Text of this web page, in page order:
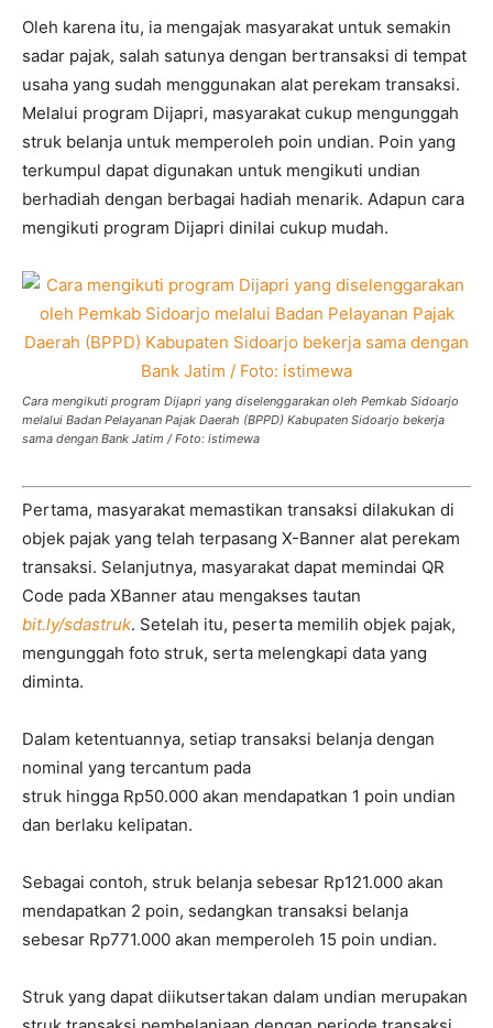
Oleh karena itu, ia mengajak masyarakat untuk semakin
sadar pajak, salah satunya dengan bertransaksi di tempat
usaha yang sudah menggunakan alat perekam transaksi.
Melalui program Dijapri, masyarakat cukup mengunggah
struk belanja untuk memperoleh poin undian. Poin yang
terkumpul dapat digunakan untuk mengikuti undian
berhadiah dengan berbagai hadiah menarik. Adapun cara
mengikuti program Dijapri dinilai cukup mudah.
Cara mengikuti program Dijapri yang diselenggarakan oleh Pemkab Sidoarjo
melalui Badan Pelayanan Pajak Daerah (BPPD) Kabupaten Sidoarjo bekerja
sama dengan Bank Jatim / Foto: istimewa
Pertama, masyarakat memastikan transaksi dilakukan di
objek pajak yang telah terpasang X-Banner alat perekam
transaksi. Selanjutnya, masyarakat dapat memindai QR
Code pada XBanner atau mengakses tautan
bit.ly/sdastruk. Setelah itu, peserta memilih objek pajak,
mengunggah foto struk, serta melengkapi data yang
diminta.
Dalam ketentuannya, setiap transaksi belanja dengan
nominal yang tercantum pada
struk hingga Rp50.000 akan mendapatkan 1 poin undian
dan berlaku kelipatan.
Sebagai contoh, struk belanja sebesar Rp121.000 akan
mendapatkan 2 poin, sedangkan transaksi belanja
sebesar Rp771.000 akan memperoleh 15 poin undian.
Struk yang dapat diikutsertakan dalam undian merupakan